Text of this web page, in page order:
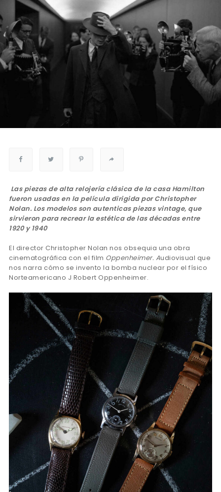
Las piezas de alta relojería clásica de la casa Hamilton
fueron usadas en la película dirigida por Christopher
Nolan. Los modelos son autenticas piezas vintage, que
sirvieron para recrear la estética de las décadas entre
1920 y 1940
El director Christopher Nolan nos obsequia una obra
cinematográfica con el film Oppenheimer. Audiovisual que
nos narra cómo se invento la bomba nuclear por el físico
Norteamericano J Robert Oppenheimer.